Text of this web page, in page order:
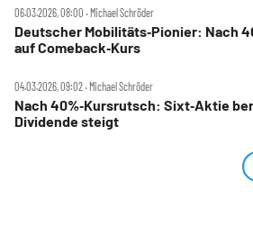
06.03.2026, 08:00 ‧ Michael Schröder
Deutscher Mobilitäts‑Pionier: Nach
auf Comeback‑Kurs
04.03.2026, 09:02 ‧ Michael Schröder
Nach 40%‑Kursrutsch: Sixt‑Aktie
Dividende steigt